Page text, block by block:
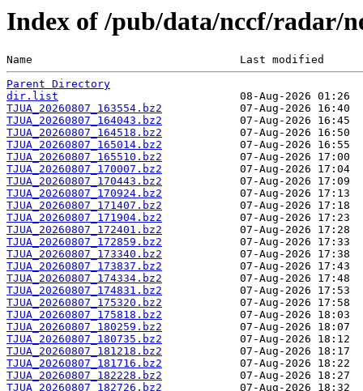
Index of /pub/data/nccf/radar/
Name                                Last modified
Parent Directory
dir.list
TJUA_20260807_163554.bz2
TJUA_20260807_164043.bz2
TJUA_20260807_164518.bz2
TJUA_20260807_165014.bz2
TJUA_20260807_165510.bz2
TJUA_20260807_170007.bz2
TJUA_20260807_170443.bz2
TJUA_20260807_170924.bz2
TJUA_20260807_171407.bz2
TJUA_20260807_171904.bz2
TJUA_20260807_172401.bz2
TJUA_20260807_172859.bz2
TJUA_20260807_173340.bz2
TJUA_20260807_173837.bz2
TJUA_20260807_174334.bz2
TJUA_20260807_174831.bz2
TJUA_20260807_175320.bz2
TJUA_20260807_175818.bz2
TJUA_20260807_180259.bz2
TJUA_20260807_180735.bz2
TJUA_20260807_181218.bz2
TJUA_20260807_181716.bz2
TJUA_20260807_182228.bz2
TJUA_20260807_182726.bz2